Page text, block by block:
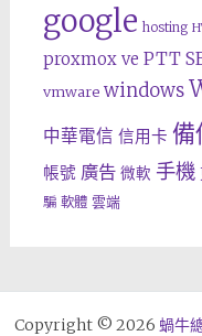
google hosting
proxmox ve PTT
vmware windows
中華電信 信用卡 備
帳號 廣告 微軟 手機
騙 軟體 雲端
Copyright © 2026 蝸牛